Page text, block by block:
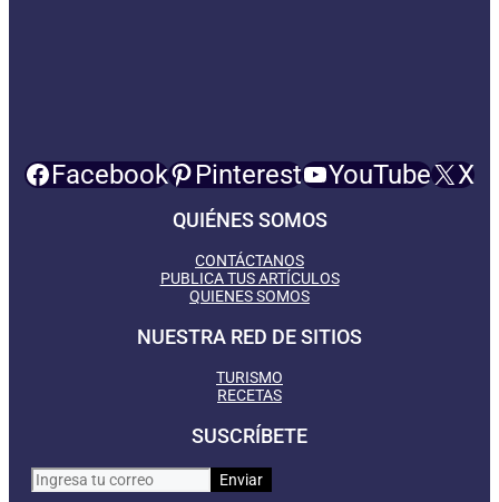
Facebook Pinterest YouTube X
QUIÉNES SOMOS
CONTÁCTANOS
PUBLICA TUS ARTÍCULOS
QUIENES SOMOS
NUESTRA RED DE SITIOS
TURISMO
RECETAS
SUSCRÍBETE